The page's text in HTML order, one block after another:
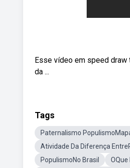
Esse vídeo em speed
da ...
Tags
Paternalismo
Atividade Da Diferença
PopulismoNo Brasil
OQue